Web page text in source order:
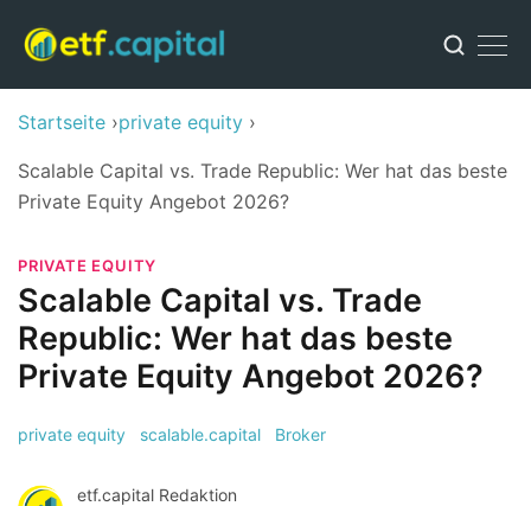
Startseite private equity
Scalable Capital vs. Trade Republic: Wer hat das beste
Private Equity Angebot 2026?
PRIVATE EQUITY
Scalable Capital vs. Trade
Republic: Wer hat das beste
Private Equity Angebot 2026?
private equity scalable.capital Broker
etf.capital Redaktion